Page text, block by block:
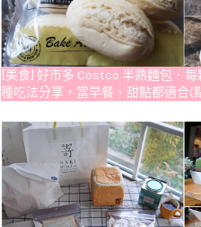
[美食] 好市多 Costco 半熟麵包．
種吃法分享，當早餐、甜點都適合(